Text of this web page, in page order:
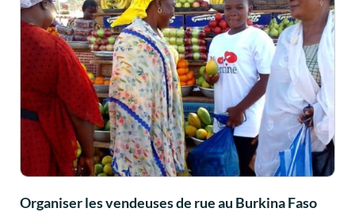
Organiser les vendeuses de rue au Burkina Faso